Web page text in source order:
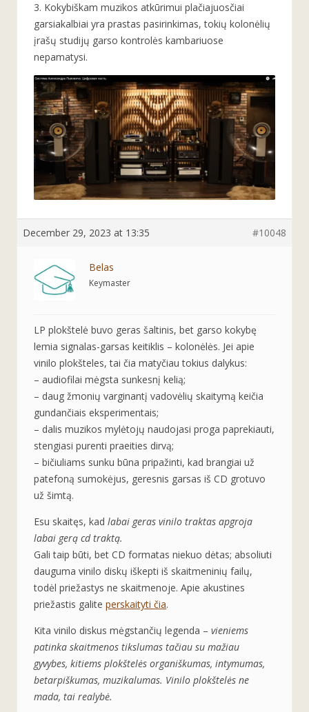
3. Kokybiškam muzikos atkūrimui plačiajuosčiai
garsiakalbiai yra prastas pasirinkimas, tokių kolonėlių
įrašų studijų garso kontrolės kambariuose
nepamatysi.
December 29, 2023 at 13:35 #10048
Belas
Keymaster
LP plokštelė buvo geras šaltinis, bet garso kokybę
lemia signalas-garsas keitiklis – kolonėlės. Jei apie
vinilo plokšteles, tai čia matyčiau tokius dalykus:
– audiofilai mėgsta sunkesnį kelią;
– daug žmonių varginantį vadovėlių skaitymą keičia
gundančiais eksperimentais;
– dalis muzikos mylėtojų naudojasi proga paprekiauti,
stengiasi purenti praeities dirvą;
– bičiuliams sunku būna pripažinti, kad brangiai už
patefoną sumokėjus, geresnis garsas iš CD grotuvo
už šimtą.
Esu skaitęs, kad labai geras vinilo traktas apgroja
labai gerą cd traktą.
Gali taip būti, bet CD formatas niekuo dėtas; absoliuti
dauguma vinilo diskų iškepti iš skaitmeninių failų,
todėl priežastys ne skaitmenoje. Apie akustines
priežastis galite perskaityti čia.
Kita vinilo diskus mėgstančių legenda – vieniems
patinka skaitmenos tikslumas tačiau su mažiau
gyvybes, kitiems plokštelės organiškumas, intymumas,
betarpiškumas, muzikalumas. Vinilo plokštelės ne
mada, tai realybė.